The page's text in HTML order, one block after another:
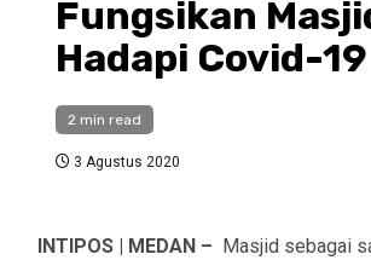
Fungsikan
Hadapi Covid-19
2 min read
3 Agustus 2020
INTIPOS | MEDAN –
Masjid sebagai